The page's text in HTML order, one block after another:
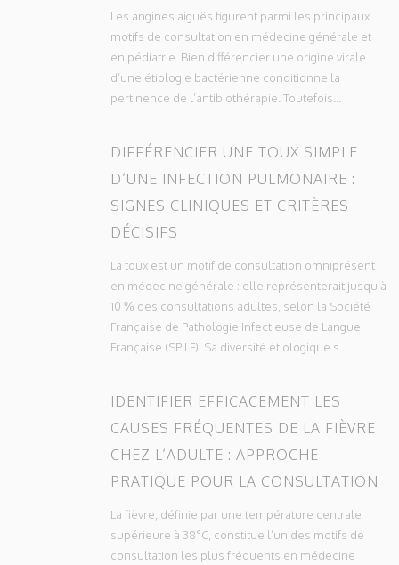
Les angines aiguës figurent parmi les principaux
motifs de consultation en médecine générale et
en pédiatrie. Bien différencier une origine virale
d’une étiologie bactérienne conditionne la
pertinence de l’antibiothérapie. Toutefois...
DIFFÉRENCIER UNE TOUX SIMPLE
D’UNE INFECTION PULMONAIRE :
SIGNES CLINIQUES ET CRITÈRES
DÉCISIFS
La toux est un motif de consultation omniprésent
en médecine générale : elle représenterait jusqu’à
10 % des consultations adultes, selon la Société
Française de Pathologie Infectieuse de Langue
Française (SPILF). Sa diversité étiologique s...
IDENTIFIER EFFICACEMENT LES
CAUSES FRÉQUENTES DE LA FIÈVRE
CHEZ L’ADULTE : APPROCHE
PRATIQUE POUR LA CONSULTATION
La fièvre, définie par une température centrale
supérieure à 38°C, constitue l’un des motifs de
consultation les plus fréquents en médecine